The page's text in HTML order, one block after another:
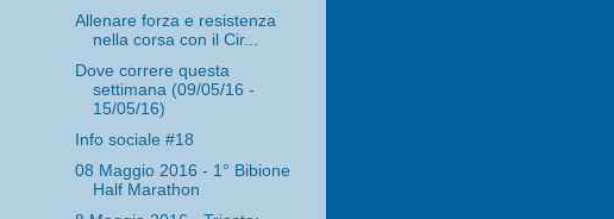
Allenare forza e resistenza
nella corsa con il Cir...
Dove correre questa
settimana (09/05/16 -
15/05/16)
Info sociale #18
08 Maggio 2016 - 1° Bibione
Half Marathon